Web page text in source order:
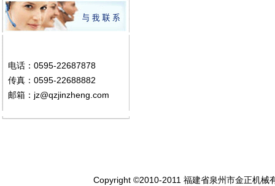
电话：0595-22687878
传真：0595-22688882
邮箱：jz@qzjinzheng.com
Copyright ©2010-2011 福建省泉州市金正机